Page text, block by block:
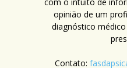
com o intuito de
opinião de um
diagnóstico
Contato: